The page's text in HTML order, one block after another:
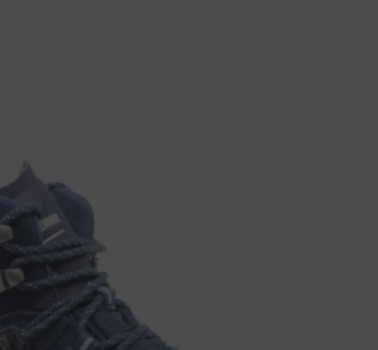
Laarzen
Pumps
Pantoffels
Slippers
Rugzakken
Kybun
Lowa
Meindl